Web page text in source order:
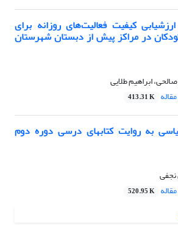
کیفیت فعالیت‌های روزانه برای
در مراکز پیش از دبستان شهرستان
ابراهیم طلایی
413.31 K
تربیت اجتماعی و سیاسی به روایت کتاب‎های درسی دوره دوم
520.95 K